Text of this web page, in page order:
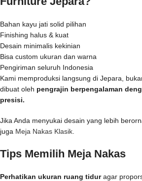
Bahan kayu jati solid pilihan
Finishing halus & kuat
Desain minimalis kekinian
Bisa custom ukuran dan warna
Pengiriman seluruh Indonesia
Kami memproduksi langsung di Jepara,
dibuat oleh pengrajin berpengalaman
presisi.
Jika Anda menyukai desain yang lebih
juga Meja Nakas Klasik
Tips Memilih Meja Nakas
Perhatikan ukuran ruang tiduragar